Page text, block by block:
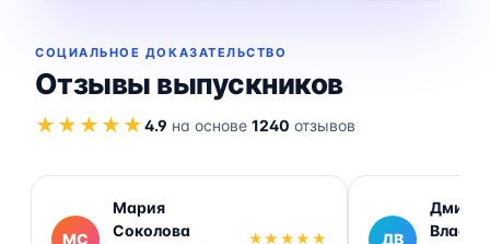
СОЦИАЛЬНОЕ ДОКАЗАТЕЛЬСТВО
Отзывы выпускников
★★★★★4.9 на основе 1240 отзывов
МС
Мария
Соколова
★★★★★ ДВ
Власов